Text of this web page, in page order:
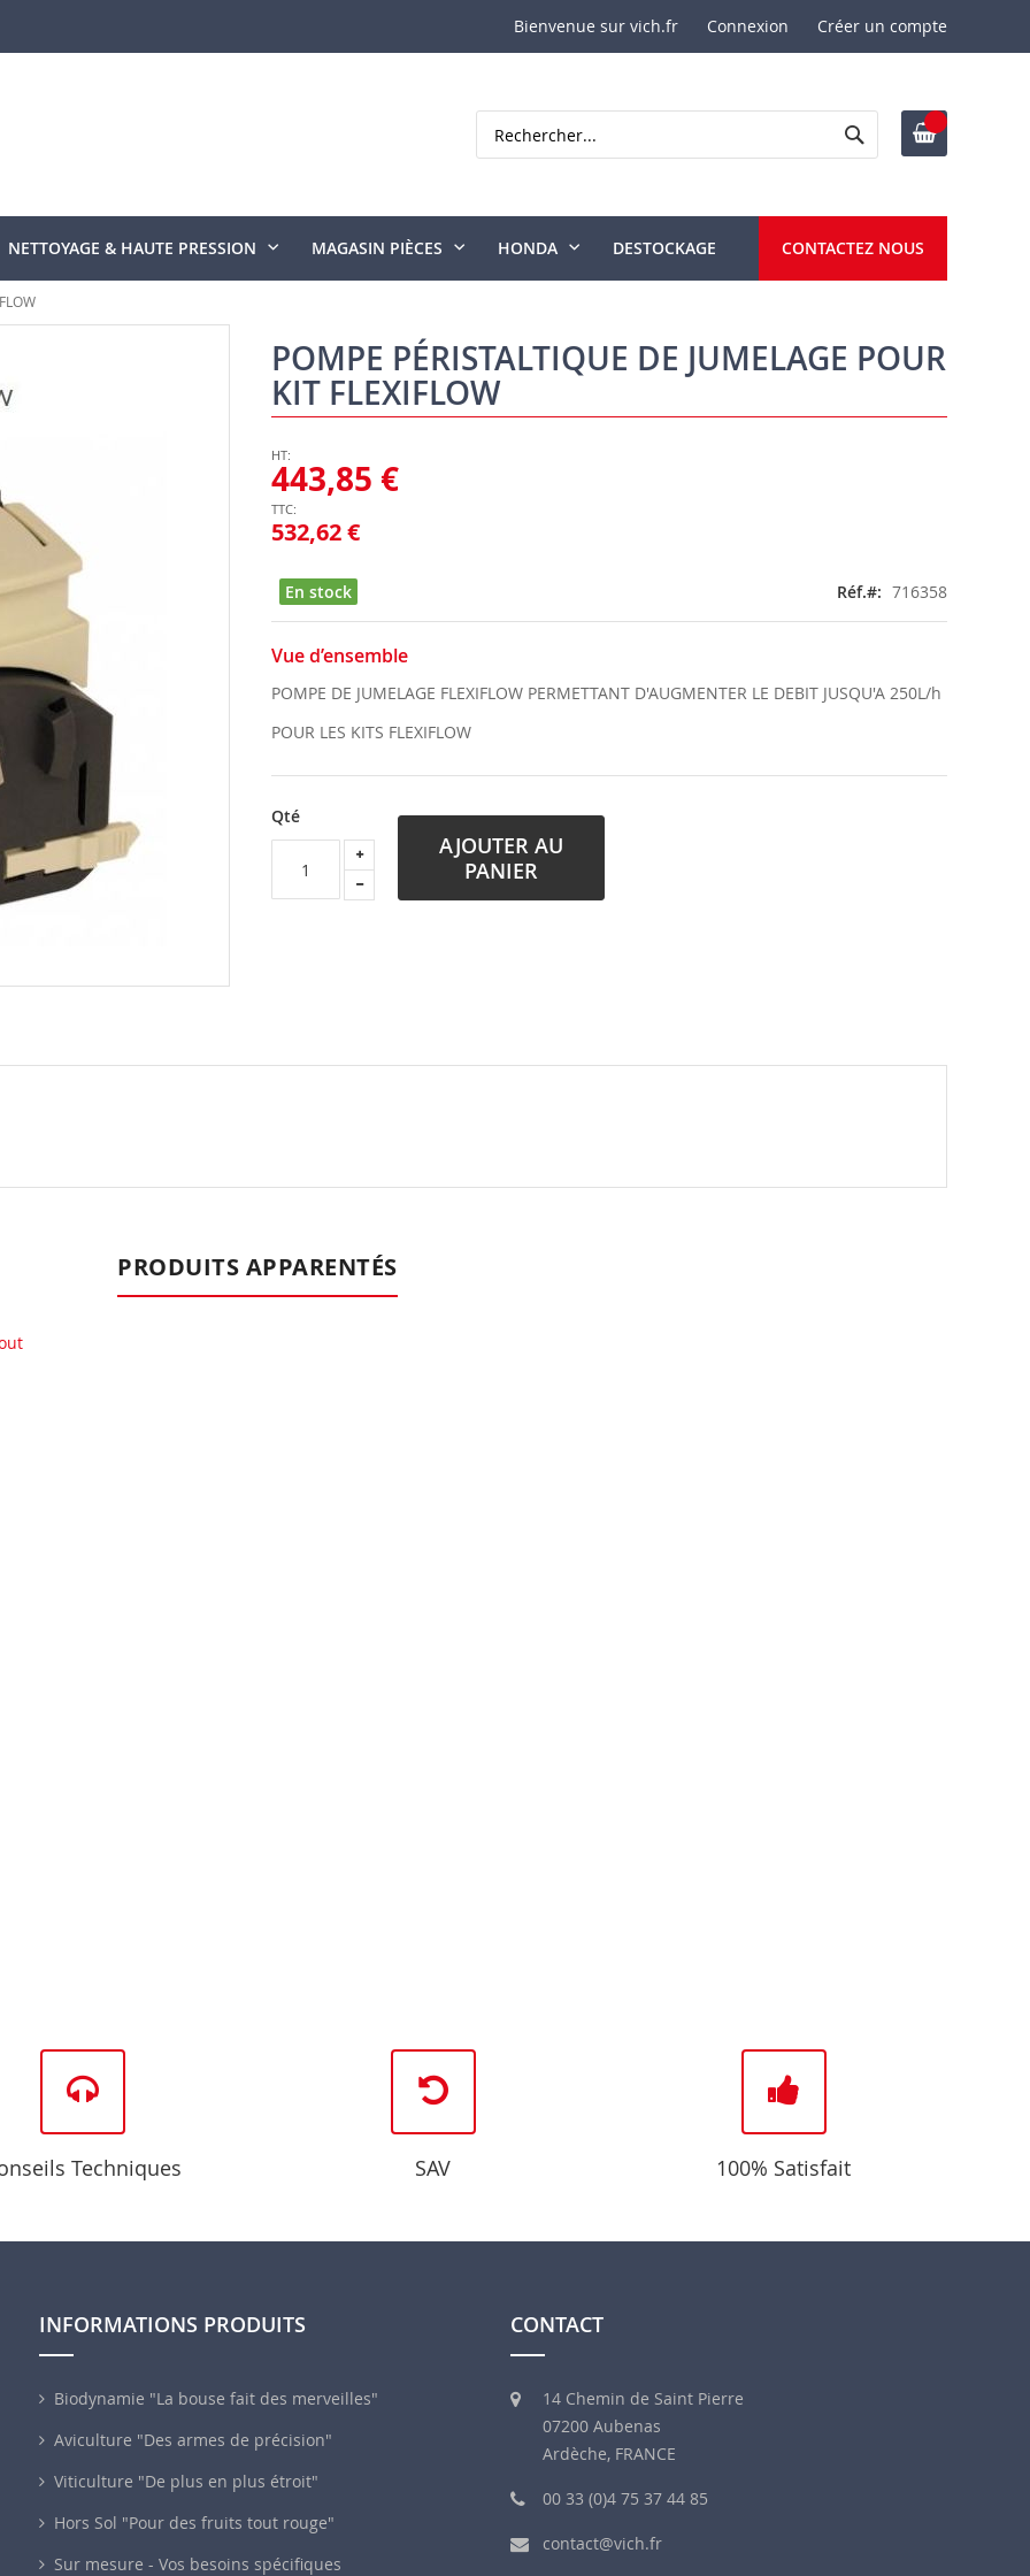
Bienvenue sur vich.fr Connexion Créer un compte
Rechercher
NETTOYAGE & HAUTE PRESSION MAGASIN PIÈCES HONDA DESTOCKAGE CONTACTEZ NOUS
POMPE PÉRISTALTIQUE DE JUMELAGE POUR
KIT FLEXIFLOW
532,62 €
443,85 €
En stock Réf. 716358
Vue d’ensemble
POMPE DE JUMELAGE FLEXIFLOW PERMETTANT D'AUGMENTER LE DEBIT JUSQU'A 250L/h
POUR LES KITS FLEXIFLOW
Qté
AJOUTER AU
PANIER
PRODUITS APPARENTÉS
Techniques SAV 100% Satisfait
INFORMATIONS PRODUITS
Biodynamie "La bouse fait des merveilles"
Aviculture "Des armes de précision"
Viticulture "De plus en plus étroit"
Hors Sol "Pour des fruits tout rouge"
Sur mesure - Vos besoins spécifiques
CONTACT
14 Chemin de Saint Pierre
07200 Aubenas
Ardèche, FRANCE
00 33 (0)4 75 37 44 85
contact@vich.fr